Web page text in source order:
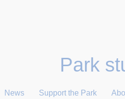
Park
News Support the Park